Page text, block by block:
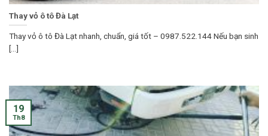
Thay vỏ ô tô Đà Lạt
Thay vỏ ô tô Đà Lạt nhanh, chuẩn, giá tốt – 0987.522.144 Nếu bạn sinh
[...]
19
Th8